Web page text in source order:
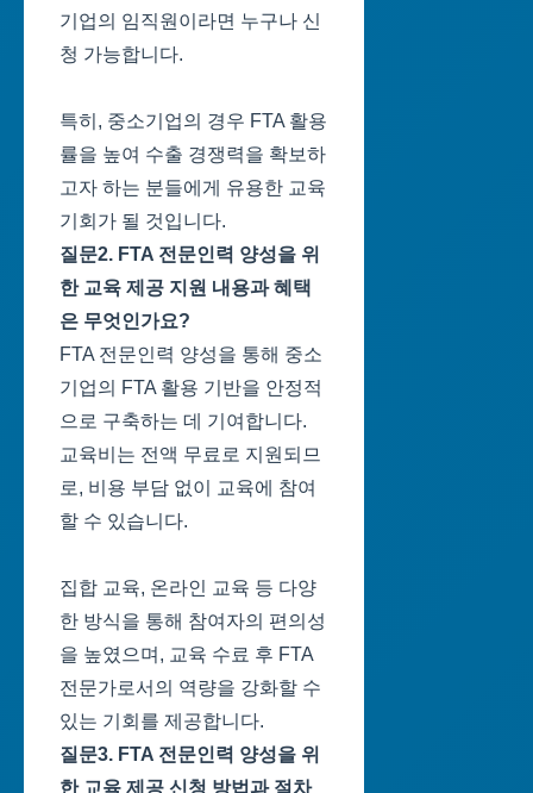
기업의 임직원이라면 누구나 신
청 가능합니다.
특히, 중소기업의 경우 FTA 활용
률을 높여 수출 경쟁력을 확보하
고자 하는 분들에게 유용한 교육
기회가 될 것입니다.
질문2. FTA 전문인력 양성을 위
한 교육 제공 지원 내용과 혜택
은 무엇인가요?
FTA 전문인력 양성을 통해 중소
기업의 FTA 활용 기반을 안정적
으로 구축하는 데 기여합니다.
교육비는 전액 무료로 지원되므
로, 비용 부담 없이 교육에 참여
할 수 있습니다.
집합 교육, 온라인 교육 등 다양
한 방식을 통해 참여자의 편의성
을 높였으며, 교육 수료 후 FTA
전문가로서의 역량을 강화할 수
있는 기회를 제공합니다.
질문3. FTA 전문인력 양성을 위
한 교육 제공 신청 방법과 절차